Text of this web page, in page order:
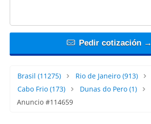
Pedir cotización →
Brasil (11275) Rio de Janeiro(913)
Cabo Frio (173) Dunas do Pero(1)
Anuncio #114659